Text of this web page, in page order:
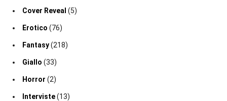
Cover Reveal (5)
Erotico (76)
Fantasy(218)
Giallo (33)
Horror (2)
Interviste(13)